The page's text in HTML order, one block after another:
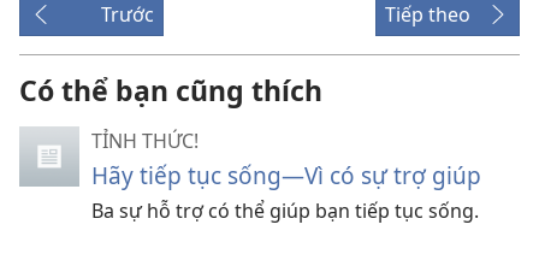
Trước Tiếp theo
Có thể bạn cũng thích
TỈNH THỨC!
Hãy tiếp tục sống—Vì có sự trợ giúp
Ba sự hỗ trợ có thể giúp bạn tiếp tục sống.